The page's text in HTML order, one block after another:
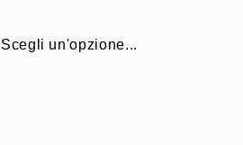
Scegli un'opzione...